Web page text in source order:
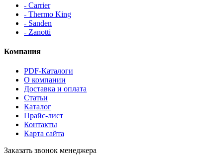
- Carrier
- Thermo King
- Sanden
- Zanotti
Компания
PDF-Каталоги
О компании
Доставка и оплата
Статьи
Каталог
Прайс-лист
Контакты
Карта сайта
Заказать звонок менеджера